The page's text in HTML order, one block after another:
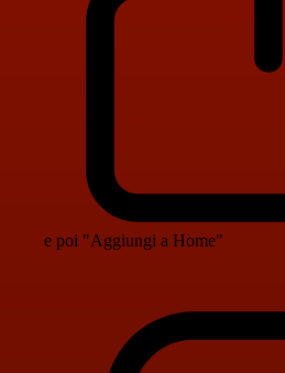
e poi "Aggiungi a Home"